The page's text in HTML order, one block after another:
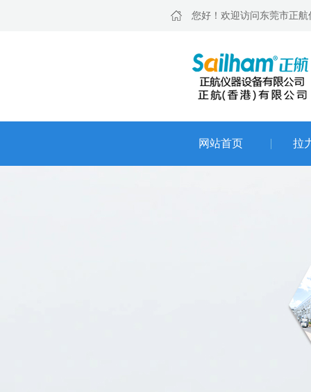
您好！欢迎访问东莞市正
网站首页 拉